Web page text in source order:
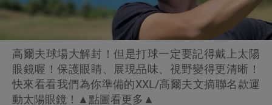
高爾夫球場大解封！但是打球一定要記得戴上太陽
眼鏡喔！保護眼睛、展現品味、視野變得更清晰！
快來看看我們為你準備的XXL/高爾夫文摘聯名款運
動太陽眼鏡！▲點圖看更多▲